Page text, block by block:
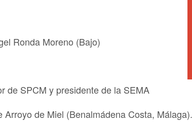
Ronda Moreno (Bajo)
de SPCM y presidente de la SEMA
de Miel (Benalmádena Costa, Málaga).